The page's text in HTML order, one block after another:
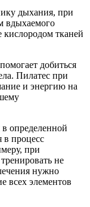
дыхания, при
вдыхаемого
тканей
добиться
Пилатес при
и энергию на
определенной
в процесс
при
не
нужно
всех элементов